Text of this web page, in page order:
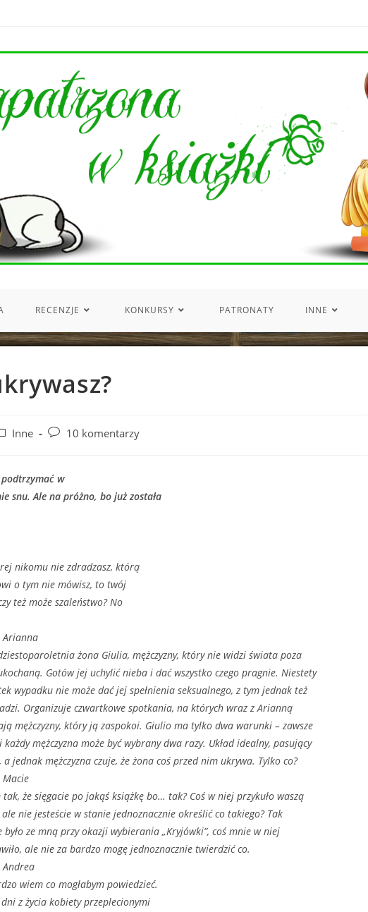
RECENZJE KONKURSY PATRONATY INNE
Inne
Post 10 komentarzy
w
snu. Ale na próżno, bo już została
nikomu nie zdradzasz, którą
o tym nie mówisz, to twój
też może szaleństwo? No
żona Giulia, mężczyzny, który nie widzi świata poza
Gotów jej uchylić nieba i dać wszystko czego pragnie. Niestety
wypadku nie może dać jej spełnienia seksualnego, z tym jednak też
Organizuje czwartkowe spotkania, na których wraz z Arianną
mężczyzny, który ją zaspokoi. Giulio ma tylko dwa warunki – zawsze
mężczyzna może być wybrany dwa razy. Układ idealny, pasujący
a jednak mężczyzna czuje, że żona coś przed nim ukrywa. Tylko co?
tak, że sięgacie po jakąś książkę bo… tak? Coś w niej przykuło waszą
ale nie jesteście w stanie jednoznacznie określić co takiego? Tak
było ze mną przy okazji wybierania „Kryjówki”, coś mnie w niej
ale nie za bardzo mogę jednoznacznie twierdzić co.
wiem co mogłabym powiedzieć.
z życia kobiety przeplecionymi